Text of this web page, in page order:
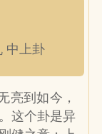
中上卦
亮到如今，
这个卦是异